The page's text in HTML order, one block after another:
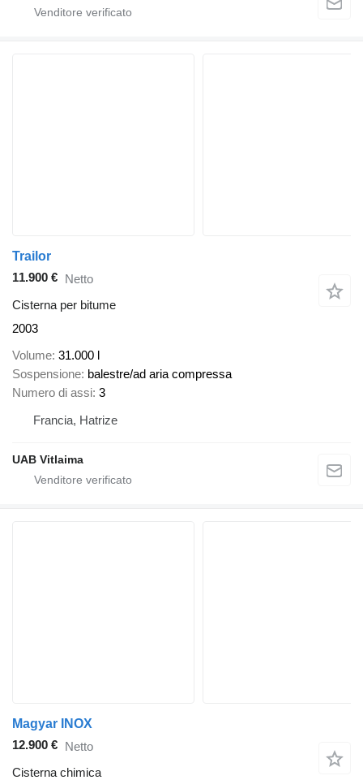
Trailor
11.900 € Netto
Cisterna per bitume
2003
Volume 31.000 l
Sospensione balestre/ad aria compressa
Numero di assi 3
Francia, Hatrize
UAB Vitlaima
Magyar INOX
12.900 € Netto
Cisterna chimica